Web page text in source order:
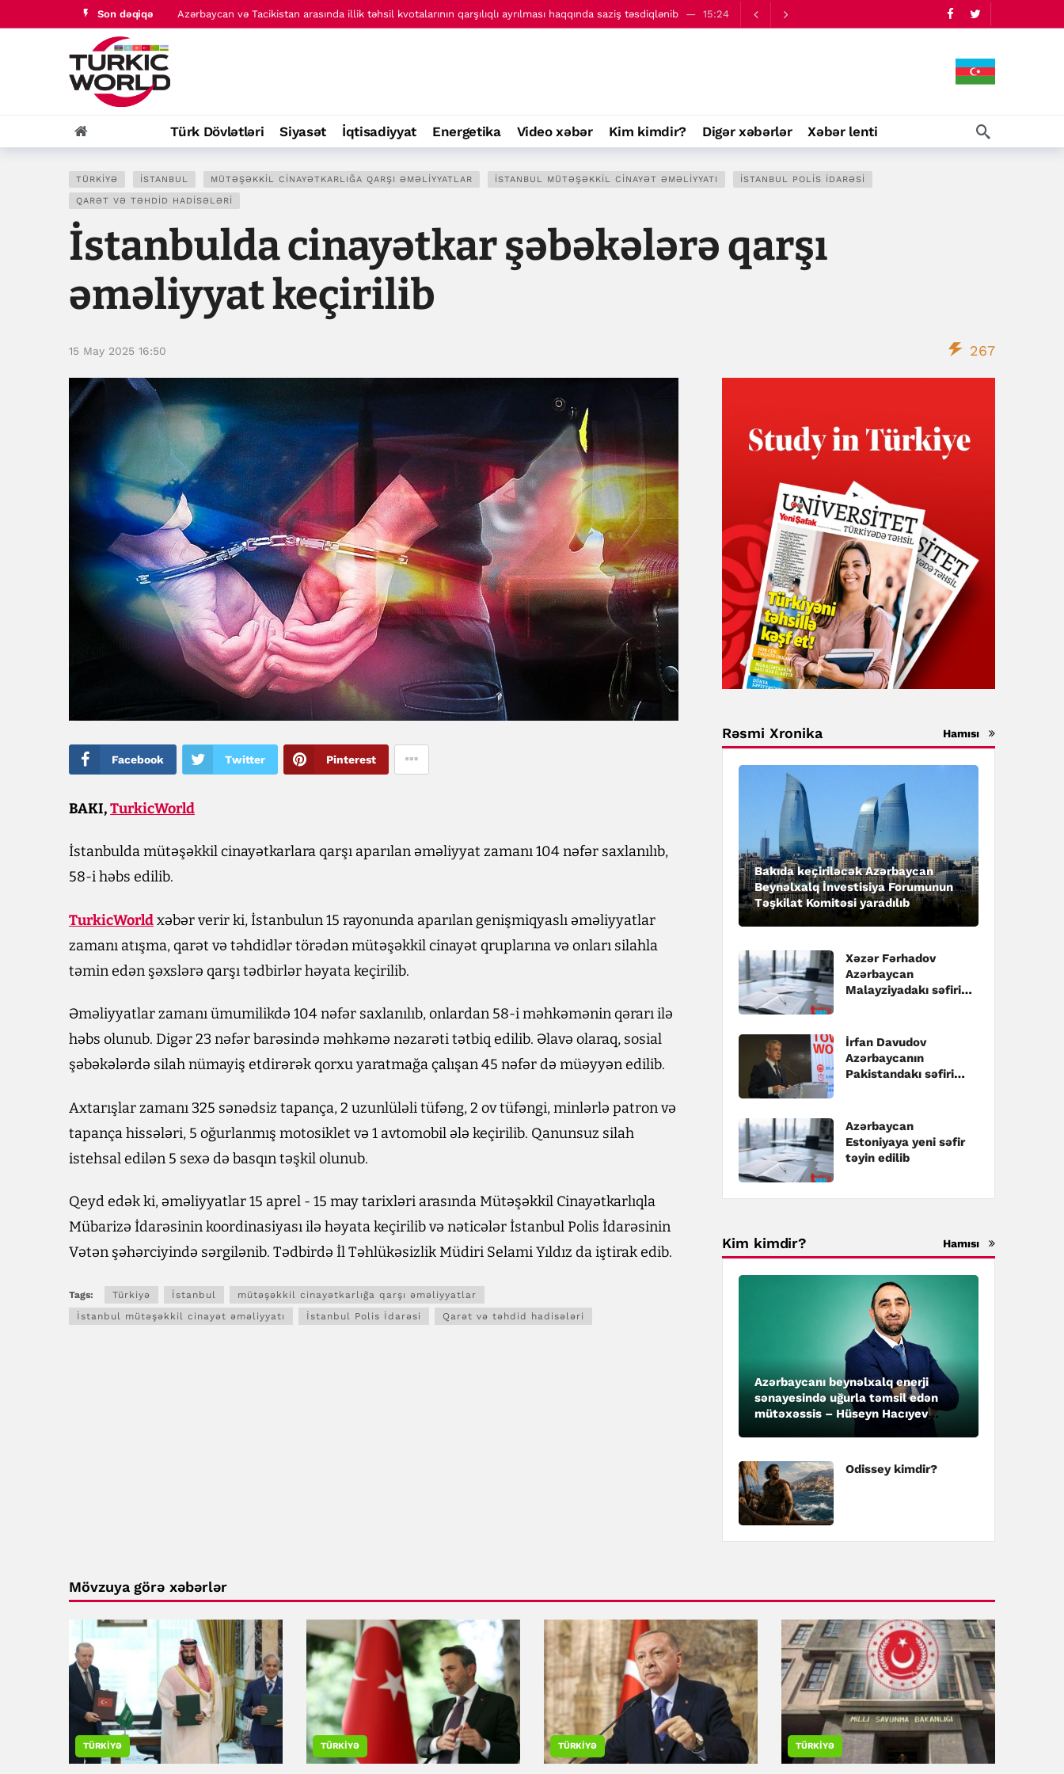
Son dəqiqə Azərbaycan və Tacikistan arasında illik təhsil kvotalarının qarşılıqlı ayrılması haqqında saziş təsdiqlənib 15:24
Türk Dövlətləri Siyasət İqtisadiyyat Energetika Video xəbər Kim kimdir? Digər xəbərlər Xəbər lenti
TÜRKIYƏ İSTANBUL MÜTƏŞƏKKIL CINAYƏTKARLIĞA QARŞI ƏMƏLIYYATLAR İSTANBUL MÜTƏŞƏKKIL CINAYƏT ƏMƏLIYYATI İSTANBUL POLIS İDARƏSI
QARƏT VƏ TƏHDID HADISƏLƏRI
İstanbulda cinayətkar şəbəkələrə qarşı
əməliyyat keçirilib
15 May 2025 16:50 267
Facebook Twitter Pinterest
BAKI,TurkicWorld
İstanbulda mütəşəkkil cinayətkarlara qarşı aparılan əməliyyat zamanı 104 nəfər saxlanılıb,
58-i həbs edilib.
TurkicWorldxəbər verir ki, İstanbulun 15 rayonunda aparılan genişmiqyaslı əməliyyatlar
zamanı atışma, qarət və təhdidlər törədən mütəşəkkil cinayət qruplarına və onları silahla
təmin edən şəxslərə qarşı tədbirlər həyata keçirilib.
Əməliyyatlar zamanı ümumilikdə 104 nəfər saxlanılıb, onlardan 58-i məhkəmənin qərarı ilə
həbs olunub. Digər 23 nəfər barəsində məhkəmə nəzarəti tətbiq edilib. Əlavə olaraq, sosial
şəbəkələrdə silah nümayiş etdirərək qorxu yaratmağa çalışan 45 nəfər də müəyyən edilib.
Axtarışlar zamanı 325 sənədsiz tapança, 2 uzunlüləli tüfəng, 2 ov tüfəngi, minlərlə patron və
tapança hissələri, 5 oğurlanmış motosiklet və 1 avtomobil ələ keçirilib. Qanunsuz silah
istehsal edilən 5 sexə də basqın təşkil olunub.
Qeyd edək ki, əməliyyatlar 15 aprel - 15 may tarixləri arasında Mütəşəkkil Cinayətkarlıqla
Mübarizə İdarəsinin koordinasiyası ilə həyata keçirilib və nəticələr İstanbul Polis İdarəsinin
Vətən şəhərciyində sərgilənib. Tədbirdə İl Təhlükəsizlik Müdiri Selami Yıldız da iştirak edib.
Tags: Türkiyə İstanbul
mütəşəkkil cinayətkarlığa qarşı əməliyyatlar
İstanbul mütəşəkkil cinayət əməliyyatı
İstanbul Polis İdarəsi Qarət və təhdid hadisələri
Rəsmi Xronika Hamısı
Bakıda keçiriləcək Azərbaycan
Beynəlxalq İnvestisiya Forumunun
Təşkilat Komitəsi yaradılıb
Xəzər Fərhadov
Azərbaycan
Malayziyadakı səfiri
İrfan Davudov
Azərbaycanın
Pakistandakı səfiri
Azərbaycan
Estoniyaya yeni səfir
təyin edilib
Kim kimdir? Hamısı
Azərbaycanı beynəlxalq enerji
sənayesində uğurla təmsil edən
mütəxəssis – Hüseyn Hacıyev
Odissey kimdir?
Mövzuya görə xəbərlər
TÜRKIYƏ TÜRKIYƏ TÜRKIYƏ TÜRKIYƏ